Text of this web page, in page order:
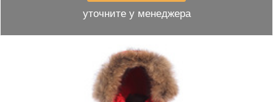
уточните у менеджера